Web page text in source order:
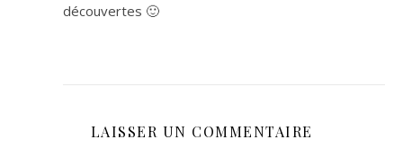
découvertes 🙂
LAISSER UN COMMENTAIRE